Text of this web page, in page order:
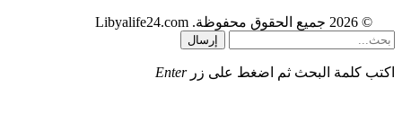
© 2026 جميع الحقوق محفوظة. Libyalife24.com
إرسال
اكتب كلمة البحث ثم اضغط على زر Enter